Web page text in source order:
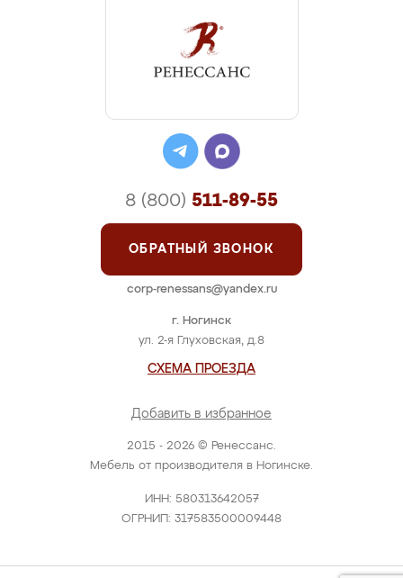
2015 - 2026 © Ренессанс.
Мебель от производителя в Ногинске.
ИНН: 580313642057
ОГРНИП: 317583500009448
г. Ногинск
ул. 2-я Глуховская, д.8
СХЕМА ПРОЕЗДА
Добавить в избранное
8 (800) 511-89-55
ОБРАТНЫЙ ЗВОНОК
corp-renessans@yandex.ru